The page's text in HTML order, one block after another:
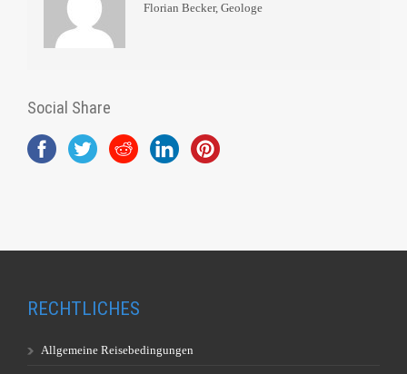
Florian Becker, Geologe
Social Share
RECHTLICHES
Allgemeine Reisebedingungen